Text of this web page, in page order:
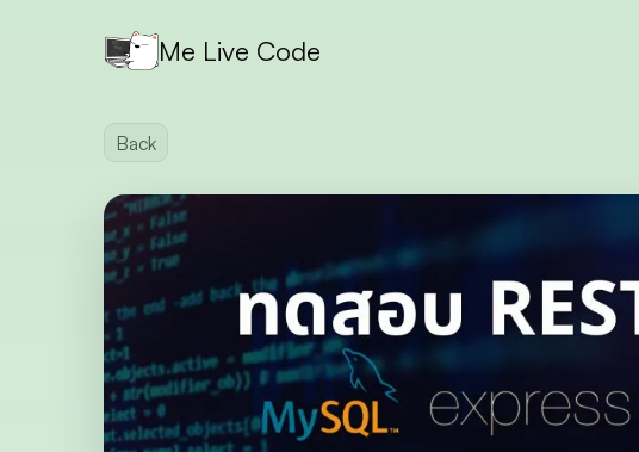
Me Live Code
Back